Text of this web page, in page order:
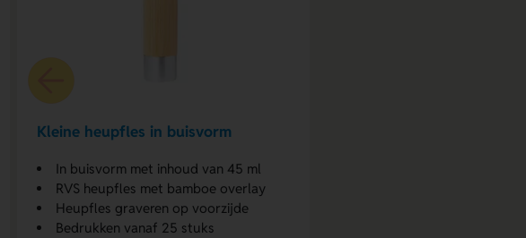
Kleine heupfles in buisvorm
In buisvorm met inhoud van 45 ml
RVS heupfles met bamboe overlay
Heupfles graveren op voorzijde
Bedrukken vanaf 25 stuks